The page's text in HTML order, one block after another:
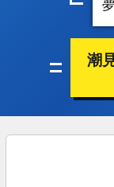
潮